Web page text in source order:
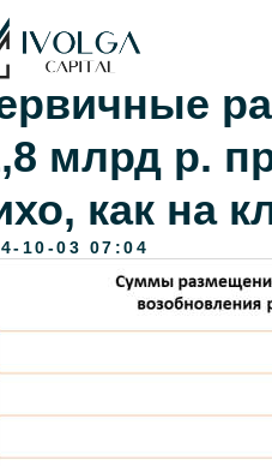
млрд р.
как на
10-03 07:04